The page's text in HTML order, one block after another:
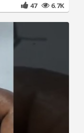
47 6.7K